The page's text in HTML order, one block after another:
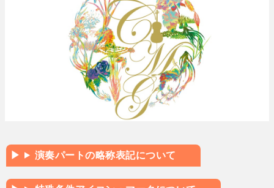
演奏パートの略称表記について